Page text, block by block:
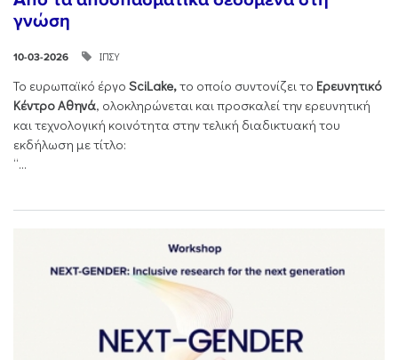
γνώση
10-03-2026 ΙΠΣΥ
Το ευρωπαϊκό έργο SciLake,το οποίο συντονίζει το Ερευνητικό
Κέντρο Αθηνά, ολοκληρώνεται και προσκαλεί την ερευνητική
και τεχνολογική κοινότητα στην τελική διαδικτυακή του
εκδήλωση με τίτλο:
“...